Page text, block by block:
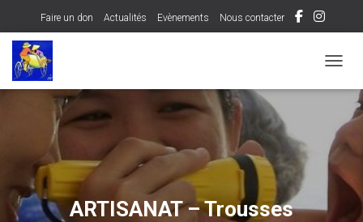
Faire un don Actualités Evènements Nous contacter
ARTISANAT – Trousses